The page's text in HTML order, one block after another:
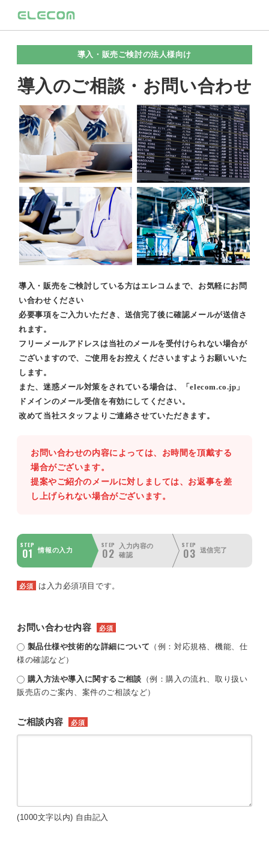
導入・販売ご検討の法人様向け
導入のご相談・お問い合わせ
導入・販売をご検討している方はエレコムまで、お気軽にお問
い合わせください
必要事項をご入力いただき、送信完了後に確認メールが送信さ
れます。
フリーメールアドレスは当社のメールを受付けられない場合が
ございますので、ご使用をお控えくださいますようお願いいた
します。
また、迷惑メール対策をされている場合は、「elecom.co.jp」
ドメインのメール受信を有効にしてください。
改めて当社スタッフよりご連絡させていただきます。
お問い合わせの内容によっては、お時間を頂戴する
場合がございます。
提案やご紹介のメールに対しましては、お返事を差
し上げられない場合がございます。
STEP
01 情報の入力
STEP
02
入力内容の
確認
STEP
03 送信完了
必須 は入力必須項目です。
お問い合わせ内容 必須
製品仕様や技術的な詳細について （例：対応規格、機能、仕
様の確認など）
購入方法や導入に関するご相談 （例：購入の流れ、取り扱い
販売店のご案内、案件のご相談など）
ご相談内容 必須
(1000文字以内) 自由記入